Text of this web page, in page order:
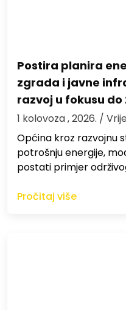
Postira planira
zgrada i javne
razvoj u fokusu do
1 kolovoza , 2026. /
Općina kroz razvojnu
potrošnju energije,
postati primjer
Pročitaj više